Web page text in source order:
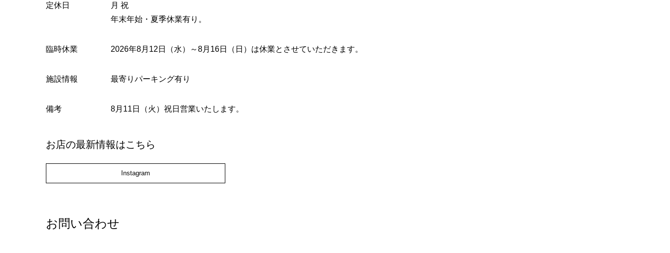
定休日
月 祝
年末年始・夏季休業有り。
臨時休業 2026年8月12日（水）～8月16日（日）は休業とさせていただきます。
施設情報 最寄りパーキング有り
備考 8月11日（火）祝日営業いたします。
お店の最新情報はこちら
Instagram
お問い合わせ